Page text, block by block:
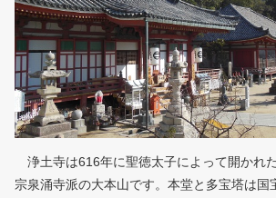
浄土寺は616年に聖徳太子によって開かれ
宗泉涌寺派の大本山です。本堂と多宝塔は国